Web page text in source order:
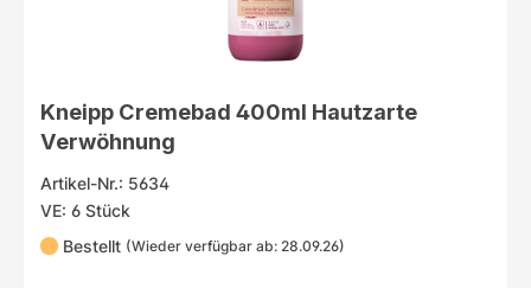
Kneipp Cremebad 400ml Hautzarte
Verwöhnung
Artikel-Nr.: 5634
VE: 6 Stück
Bestellt (Wieder verfügbar ab: 28.09.26)